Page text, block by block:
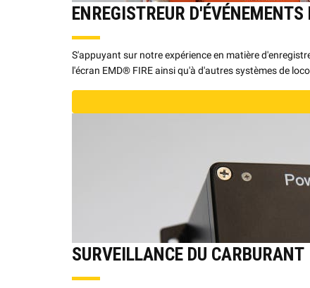
ENREGISTREUR D'ÉVÉNEMENTS
S'appuyant sur notre expérience en matière
l'écran EMD® FIRE ainsi qu'à d'autres systèmes de
SURVEILLANCE DU CARBURANT